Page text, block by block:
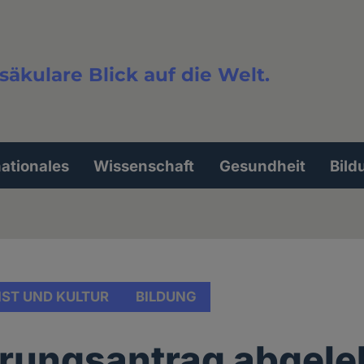
Blick auf die Welt.
Wissenschaft Gesundheit
UND KULTUR BILDUNG